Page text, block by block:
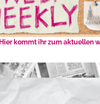
Hier kommt ihr zum aktuellen